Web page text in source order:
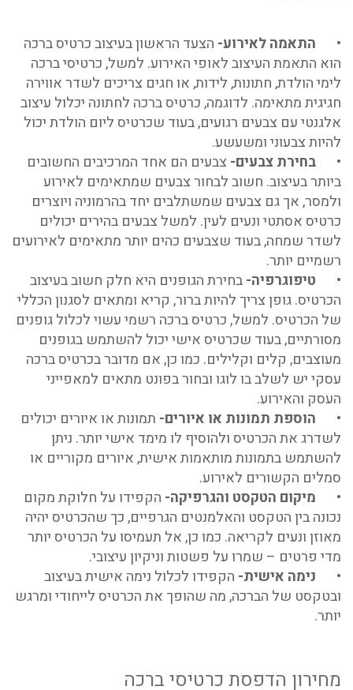
• התאמה לאירוע- הצעד הראשון בעיצוב כרטיס ברכה
הוא התאמת העיצוב לאופי האירוע. למשל, כרטיסי ברכה
לימי הולדת, חתונות, לידות, או חגים צריכים לשדר אווירה
חגיגית מתאימה. לדוגמה, כרטיס ברכה לחתונה יכלול עיצוב
אלגנטי עם צבעים רגועים, בעוד שכרטיס ליום הולדת יכול
להיות צבעוני ומשעשע.
•
בחירת צבעים-צבעים הם אחד המרכיבים החשובים
ביותר בעיצוב. חשוב לבחור צבעים שמתאימים לאירוע
ולמסר, אך גם צבעים שמשתלבים יחד בהרמוניה ויוצרים
כרטיס אסתטי ונעים לעין. למשל צבעים בהירים יכולים
לשדר שמחה, בעוד שצבעים כהים יותר מתאימים לאירועים
רשמיים יותר.
•
טיפוגרפיה-בחירת הגופנים היא חלק חשוב בעיצוב
הכרטיס. גופן צריך להיות ברור, קריא ומתאים לסגנון הכללי
של הכרטיס. למשל, כרטיס ברכה רשמי עשוי לכלול גופנים
מסורתיים, בעוד שכרטיס אישי יכול להשתמש בגופנים
מעוצבים, קלים וקלילים. כמו כן, אם מדובר בכרטיס ברכה
עסקי יש לשלב בו לוגו ובחור בפונט מתאים למאפייני
העסק והאירוע.
•
הוספת תמונות או איורים- תמונות או איורים יכולים
לשדרג את הכרטיס ולהוסיף לו מימד אישי יותר. ניתן
להשתמש בתמונות מותאמות אישית, איורים מקוריים או
סמלים הקשורים לאירוע.
•
מיקום הטקסט והגרפיקה- הקפידו על חלוקת מקום
נכונה בין הטקסט והאלמנטים הגרפיים, כך שהכרטיס יהיה
מאוזן ונעים לקריאה. כמו כן, אל תעמיסו על הכרטיס יותר
מדי פרטים – שמרו על פשטות וניקיון עיצובי.
•
נימה אישית- הקפידו לכלול נימה אישית בעיצוב
ובטקסט של הברכה, מה שהופך את הכרטיס לייחודי ומרגש
יותר.
מחירון הדפסת כרטיסי ברכה